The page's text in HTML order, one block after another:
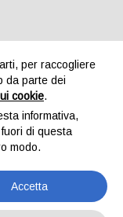
sedile sinistro –
Qualsiasi
Ripartirà Dal 1
per raccogliere
da parte dei
cookie.
informativa,
di questa
modo.
Accetta